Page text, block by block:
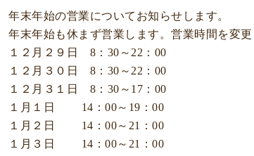
年末年始の営業についてお知らせします。
年末年始も休まず営業します。営業時間を変更
１２月２９日 8：30～22：00
１２月３０日 8：30～22：00
１２月３１日 8：30～17：00
１月１日 14：00～19：00
１月２日 14：00～21：00
１月３日 14：00～21：00